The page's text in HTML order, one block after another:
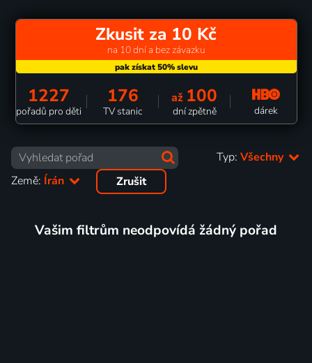
Zkusit za 10 Kč
na 10 dní a bez závazku
1227
pořadů pro děti
176
TV stanic
až 100
dní zpětně dárek
Typ: Všechny
Země: Írán Zrušit
Vašim filtrům neodpovídá žádný pořad